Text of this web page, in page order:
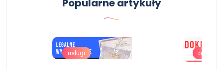
Popularne artykuły
uslugi oferta